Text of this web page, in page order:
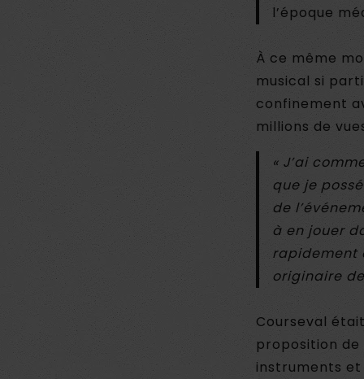
l’époque
À ce même
musical si
confinement
millions de
« J’ai
que je
de
à en jouer
rapidement
originaire
Courseval
proposition
instruments et